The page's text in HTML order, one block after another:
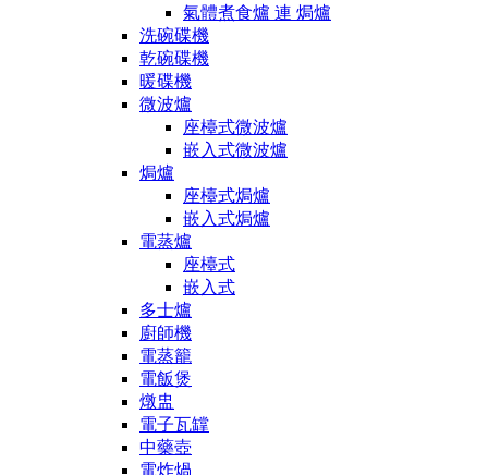
氣體煮食爐 連 焗爐
洗碗碟機
乾碗碟機
暖碟機
微波爐
座檯式微波爐
嵌入式微波爐
焗爐
座檯式焗爐
嵌入式焗爐
電蒸爐
座檯式
嵌入式
多士爐
廚師機
電蒸籠
電飯煲
燉盅
電子瓦罉
中藥壺
電炸煱